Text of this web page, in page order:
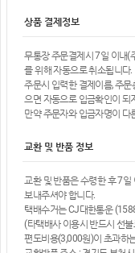
상품 결제정보
무통장 주문결제시 7일 이내(
를 위해 자동으로 취소됩니다.
주문시 입력한 결제이름, 주
으면 자동으로 입금확인이 되
만약 주문자와 입금자명이 다
교환 및 반품 정보
교환 및 반품은 수령한 후 7
보내주셔야 합니다.
택배수거는 CJ대한통운
(타택배사 이용시 반드시 선
편도비용(3,000원)이 초과하